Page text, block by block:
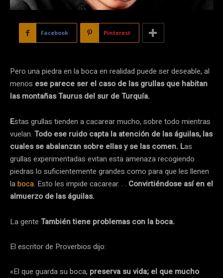
Facebook Pinterest
Pero una piedra en la boca en realidad puede ser deseable, al
menos ese parece ser el caso de las grullas que habitan
las montañas Taurus del sur de Turquía.
Estas grullas tienden a cacarear mucho, sobre todo mientras
vuelan. Todo ese ruido capta la atención de las águilas, las
cuales se abalanzan sobre ellas y se las comen. Las
grullas experimentadas evitan esta amenaza recogiendo
piedras lo suficientemente grandes como para que les llenen
laboca. Esto les impide cacarear. . . Convirtiéndose así en el
almuerzo de las águilas.
La gente También tiene problemas con la boca.
El escritor de Proverbios dijo:
«El que guarda su boca, preserva su vida; el que mucho